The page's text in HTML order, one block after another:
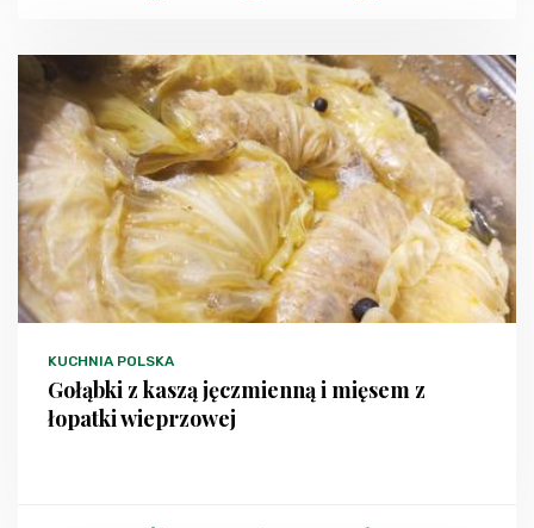
KUCHNIA POLSKA
Gołąbki z kaszą jęczmienną i mięsem z
łopatki wieprzowej